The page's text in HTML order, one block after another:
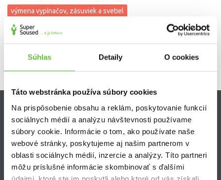
Súhlas Detaily O cookies
Táto webstránka používa súbory cookies
Na prispôsobenie obsahu a reklám, poskytovanie funkcií
sociálnych médií a analýzu návštevnosti používame
súbory cookie. Informácie o tom, ako používate naše
webové stránky, poskytujeme aj našim partnerom v
oblasti sociálnych médií, inzercie a analýzy. Títo partneri
môžu príslušné informácie skombinovať s ďalšími
výmena vypínačov, zásuviek a svetiel
Zistite viac
Ako Super Sused funguje?
Ako sa stať Super Susedom?
Často kladené otázky